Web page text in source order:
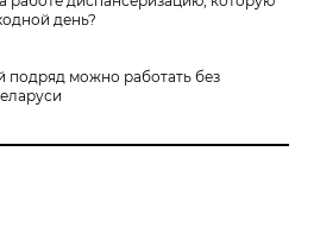
день?
подряд можно работать без